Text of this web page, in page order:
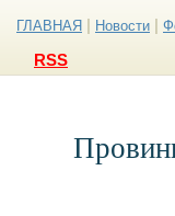
ГЛАВНАЯ Новости
RSS